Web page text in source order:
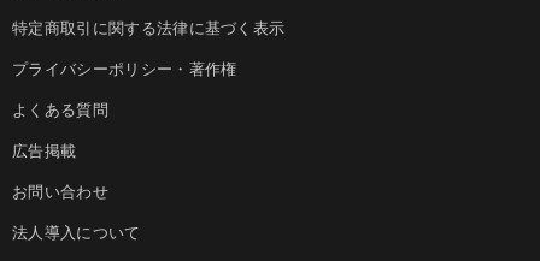
特定商取引に関する法律に基づく表示
プライバシーポリシー・著作権
よくある質問
広告掲載
お問い合わせ
法人導入について